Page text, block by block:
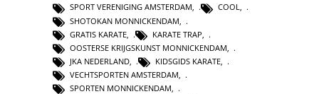
SPORT VERENIGING AMSTERDAM, COOL,
SHOTOKAN MONNICKENDAM
GRATIS KARATE
KARATE TRAP
OOSTERSE KRIJGSKUNST MONNICKENDAM
JKA NEDERLAND
KIDSGIDS KARATE
VECHTSPORTEN AMSTERDAM
SPORTEN MONNICKENDAM